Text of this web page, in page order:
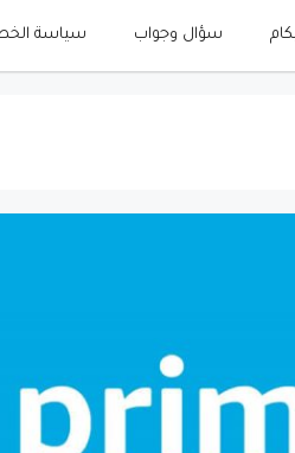
سؤال وجواب سياسة